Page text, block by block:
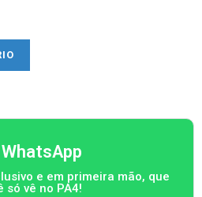
WhatsApp
e em primeira mão, que
só vê no PA4!